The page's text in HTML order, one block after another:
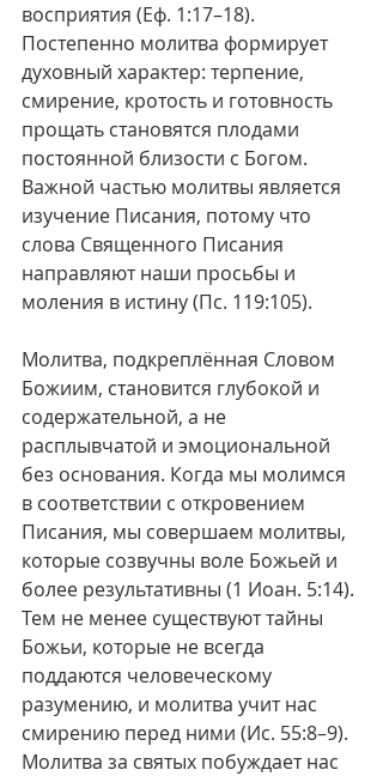
восприятия (Еф. 1:17–18).
Постепенно молитва формирует
духовный характер: терпение,
смирение, кротость и готовность
прощать становятся плодами
постоянной близости с Богом.
Важной частью молитвы является
изучение Писания, потому что
слова Священного Писания
направляют наши просьбы и
моления в истину (Пс. 119:105).
Молитва, подкреплённая Словом
Божиим, становится глубокой и
содержательной, а не
расплывчатой и эмоциональной
без основания. Когда мы молимся
в соответствии с откровением
Писания, мы совершаем молитвы,
которые созвучны воле Божьей и
более результативны (1 Иоан. 5:14).
Тем не менее существуют тайны
Божьи, которые не всегда
поддаются человеческому
разумению, и молитва учит нас
смирению перед ними (Ис. 55:8–9).
Молитва за святых побуждает нас